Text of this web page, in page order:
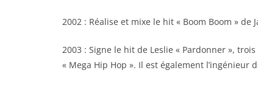
2002 : Réalise et mixe le hit « Boom Boom » de
2003 : Signe le hit de Leslie « Pardonner »,
« Mega Hip Hop ». Il est également l’ingénieur